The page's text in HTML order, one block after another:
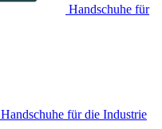
Handschuhe für
Handschuhe für die Industrie